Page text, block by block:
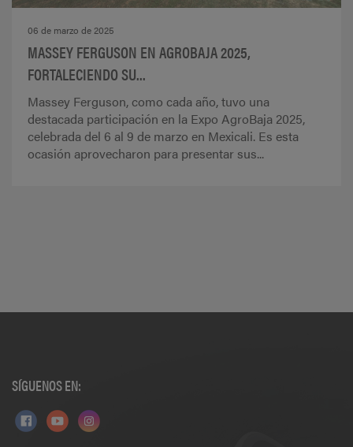
06 de marzo de 2025
MASSEY FERGUSON EN AGROBAJA 2025,
FORTALECIENDO SU...
Massey Ferguson, como cada año, tuvo una
destacada participación en la Expo AgroBaja 2025,
celebrada del 6 al 9 de marzo en Mexicali. Es esta
ocasión aprovecharon para presentar sus...
SÍGUENOS EN: